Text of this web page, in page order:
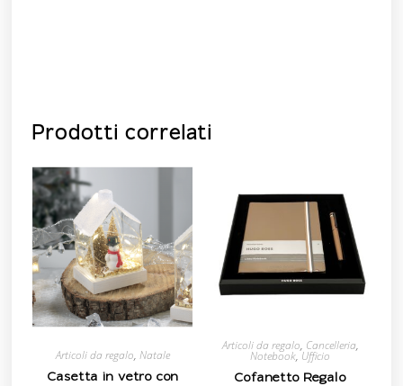
Prodotti correlati
Articoli da regalo, Natale
Casetta in vetro con
Articoli da regalo, Cancelleria,
Notebook,Ufficio
Cofanetto Regalo